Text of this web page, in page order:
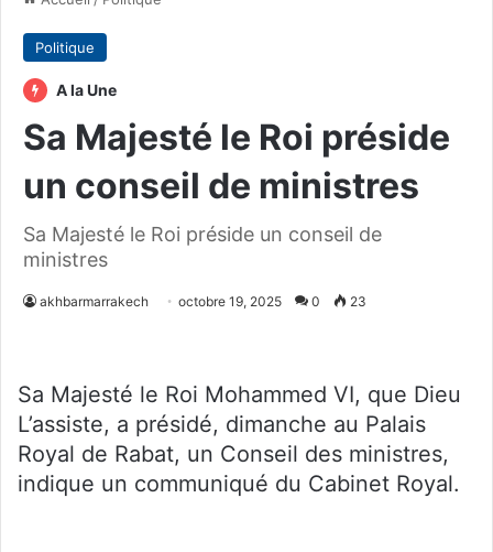
Politique
A la Une
Sa Majesté le Roi préside
un conseil de ministres
Sa Majesté le Roi préside un conseil de
ministres
akhbarmarrakech octobre 19, 2025 0 23
Sa Majesté le Roi Mohammed VI, que Dieu
L’assiste, a présidé, dimanche au Palais
Royal de Rabat, un Conseil des ministres,
indique un communiqué du Cabinet Royal.